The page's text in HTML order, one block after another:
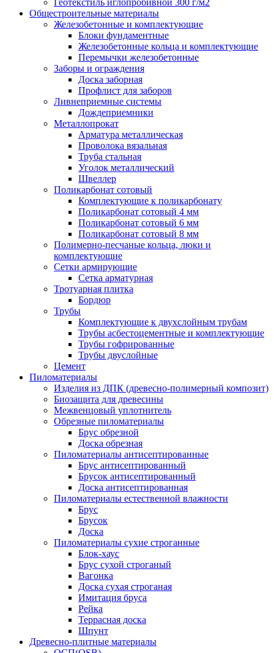
Общестроительные материалы
Железобетонные и комплектующие
Блоки фундаментные
Железобетонные кольца и комплектующие
Перемычки железобетонные
Заборы и ограждения
Доска заборная
Профлист для заборов
Ливнеприемные системы
Дождеприемники
Металлопрокат
Арматура металлическая
Проволока вязальная
Труба стальная
Уголок металлический
Швеллер
Поликарбонат сотовый
Комплектующие к поликарбонату
Поликарбонат сотовый 4 мм
Поликарбонат сотовый 6 мм
Поликарбонат сотовый 8 мм
Полимерно-песчаные кольца, люки и
комплектующие
Сетки армирующие
Сетка арматурная
Тротуарная плитка
Бордюр
Трубы
Комплектующие к двухслойным трубам
Трубы асбестоцементные и комплектующие
Трубы гофрированные
Трубы двуслойные
Цемент
Пиломатериалы
Изделия из ДПК (древесно-полимерный композит)
Биозащита для древесины
Межвенцовый уплотнитель
Обрезные пиломатериалы
Брус обрезной
Доска обрезная
Пиломатериалы антисептированные
Брус антисептированный
Брусок антисептированный
Доска антисептированная
Пиломатериалы естественной влажности
Брус
Брусок
Доска
Пиломатериалы сухие строганные
Блок-хаус
Брус сухой строганый
Вагонка
Доска сухая строганая
Имитация бруса
Рейка
Террасная доска
Шпунт
Древесно-плитные материалы